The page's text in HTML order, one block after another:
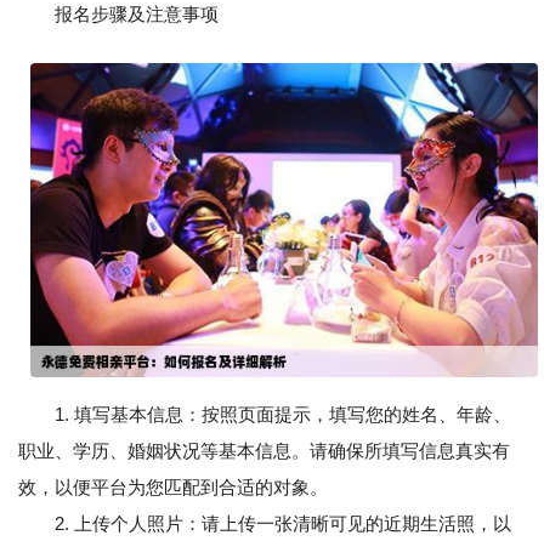
报名步骤及注意事项
1. 填写基本信息：按照页面提示，填写您的姓名、年龄、
职业、学历、婚姻状况等基本信息。请确保所填写信息真实有
效，以便平台为您匹配到合适的对象。
2. 上传个人照片：请上传一张清晰可见的近期生活照，以